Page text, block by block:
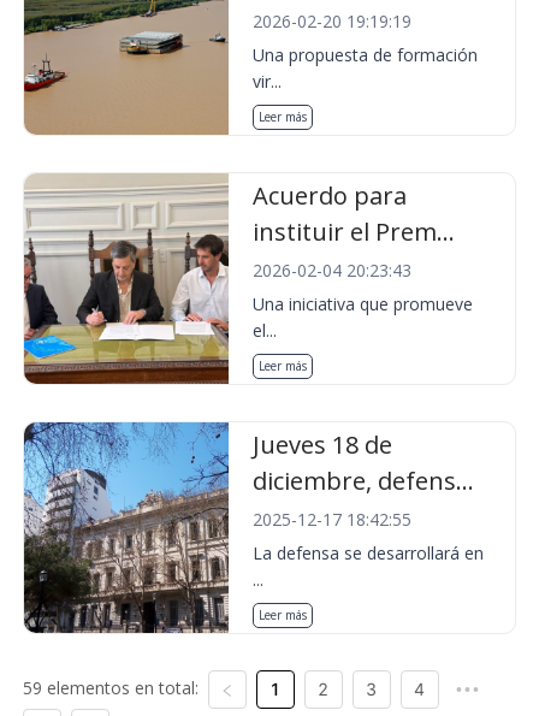
2026-02-20 19:19:19
Una propuesta de formación
vir...
Leer más
Acuerdo para
instituir el Prem...
2026-02-04 20:23:43
Una iniciativa que promueve
el...
Leer más
Jueves 18 de
diciembre, defens...
2025-12-17 18:42:55
La defensa se desarrollará en
...
Leer más
59 elementos en total: 1 2 3 4 •••